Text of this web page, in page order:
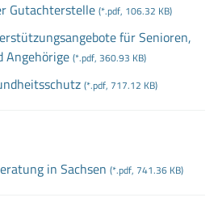
Gutachterstelle (*.pdf, 106.32 KB)
für Senioren,
Angehörige (*.pdf, 360.93 KB)
(*.pdf, 717.12 KB)
in Sachsen (*.pdf, 741.36 KB)